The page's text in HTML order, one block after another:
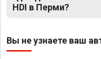
HDI в Перми?
Вы не узнаете ваш